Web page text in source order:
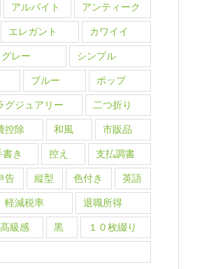
アルバイト アンティーク
エレガント カワイイ
グレー シンプル
ブルー ポップ
グジュアリー 二つ折り
控除 和風 市販品
書き 控え 支払調書
告 縦型 色付き 英語
軽減税率 退職所得
高級感 黒 １０枚綴り